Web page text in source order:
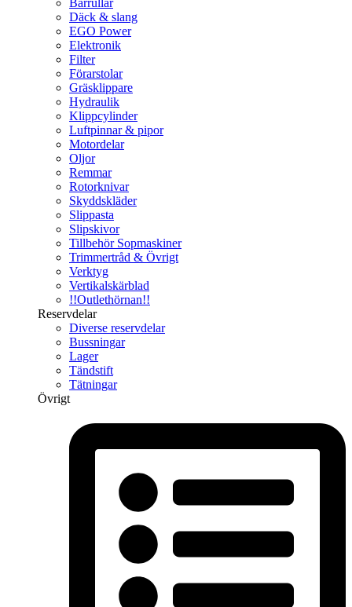
Bärrullar
Däck & slang
EGO Power
Elektronik
Filter
Förarstolar
Gräsklippare
Hydraulik
Klippcylinder
Luftpinnar & pipor
Motordelar
Oljor
Remmar
Rotorknivar
Skyddskläder
Slippasta
Slipskivor
Tillbehör Sopmaskiner
Trimmertråd & Övrigt
Verktyg
Vertikalskärblad
!!Outlethörnan!!
Reservdelar
Diverse reservdelar
Bussningar
Lager
Tändstift
Tätningar
Övrigt